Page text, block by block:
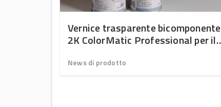
Vernice trasparente bicomponente
2K ColorMatic Professional per il
News di prodotto